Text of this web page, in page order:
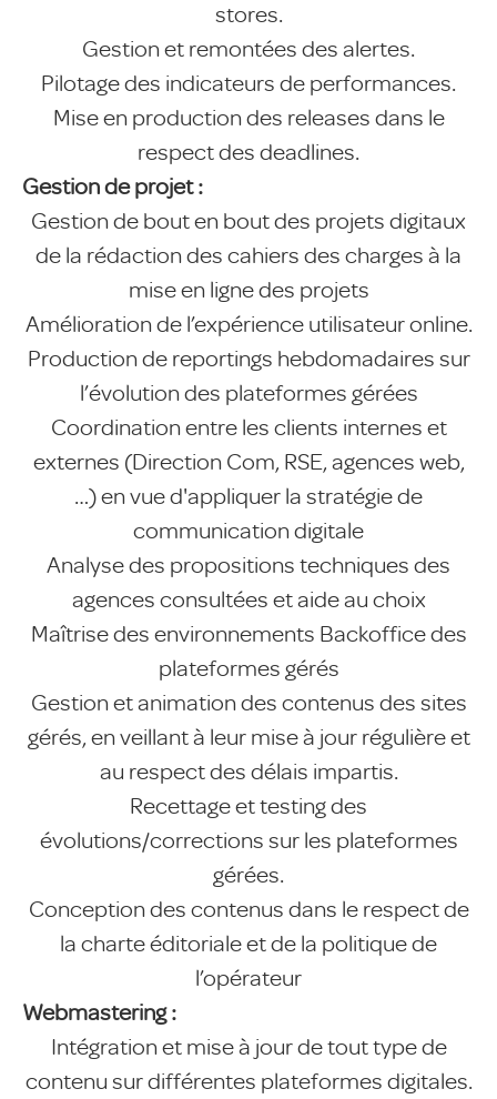
stores.
Gestion et remontées des alertes.
Pilotage des indicateurs de performances.
Mise en production des releases dans le
respect des deadlines.
Gestion de projet :
Gestion de bout en bout des projets digitaux
de la rédaction des cahiers des charges à la
mise en ligne des projets
Amélioration de l’expérience utilisateur online.
Production de reportings hebdomadaires sur
l’évolution des plateformes gérées
Coordination entre les clients internes et
externes (Direction Com, RSE, agences web,
…) en vue d'appliquer la stratégie de
communication digitale
Analyse des propositions techniques des
agences consultées et aide au choix
Maîtrise des environnements Backoffice des
plateformes gérés
Gestion et animation des contenus des sites
gérés, en veillant à leur mise à jour régulière et
au respect des délais impartis.
Recettage et testing des
évolutions/corrections sur les plateformes
gérées.
Conception des contenus dans le respect de
la charte éditoriale et de la politique de
l’opérateur
Webmastering :
Intégration et mise à jour de tout type de
contenu sur différentes plateformes digitales.